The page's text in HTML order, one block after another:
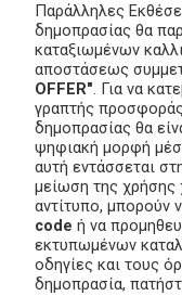
Παράλληλες
δημοπρασίας θα
καταξιωμένων
αποστάσεως
OFFER". Για να
γραπτής
δημοπρασίας θα
ψηφιακή μορφή
αυτή εντάσσεται
μείωση της χρήσης
αντίτυπο, μπορούν
code ή να
εκτυπωμένων
οδηγίες και τους
δημοπρασία,